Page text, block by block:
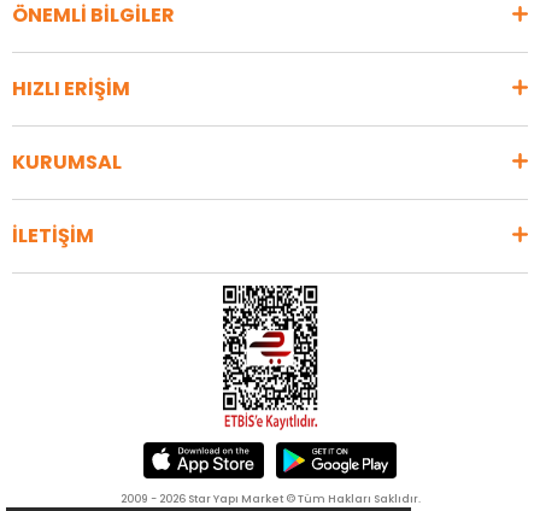
ÖNEMLİ BİLGİLER
HIZLI ERİŞİM
KURUMSAL
İLETİŞİM
2009 - 2026 Star Yapı Market © Tüm Hakları Saklıdır.